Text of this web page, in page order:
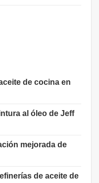
de cocina en
al óleo de Jeff
mejorada de
de aceite de